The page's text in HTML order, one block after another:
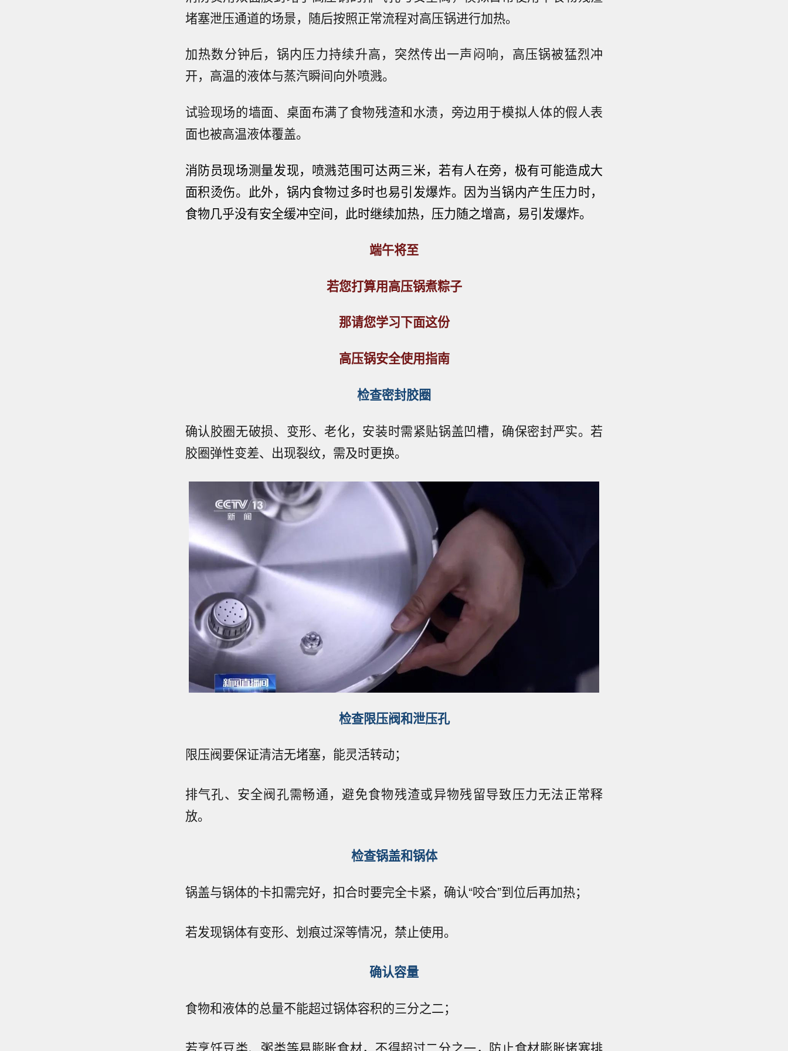
堵塞泄压通道的场景，随后按照正常流程对高压锅进行加热。
加热数分钟后，锅内压力持续升高，突然传出一声闷响，高压锅被猛烈冲
开，高温的液体与蒸汽瞬间向外喷溅。
试验现场的墙面、桌面布满了食物残渣和水渍，旁边用于模拟人体的假人表
面也被高温液体覆盖。
消防员现场测量发现，喷溅范围可达两三米，若有人在旁，极有可能造成大
面积烫伤。 此外，锅内食物过多时也易引发爆炸。因为当锅内产生压力时，
食物几乎没有安全缓冲空间，此时继续加热，压力随之增高，易引发爆炸。
端午将至
若您打算用高压锅煮粽子
那请您学习下面这份
高压锅安全使用指南
检查密封胶圈
确认胶圈无破损、变形、老化，安装时需紧贴锅盖凹槽，确保密封严实。若
胶圈弹性变差、出现裂纹，需及时更换。
检查限压阀和泄压孔
限压阀要保证清洁无堵塞，能灵活转动；
排气孔、安全阀孔需畅通，避免食物残渣或异物残留导致压力无法正常释
放。
检查锅盖和锅体
锅盖与锅体的卡扣需完好，扣合时要完全卡紧，确认“咬合”到位后再加热；
若发现锅体有变形、划痕过深等情况，禁止使用。
确认容量
食物和液体的总量不能超过锅体容积的三分之二；
若烹饪豆类、粥类等易膨胀食材，不得超过二分之一，防止食材膨胀堵塞排